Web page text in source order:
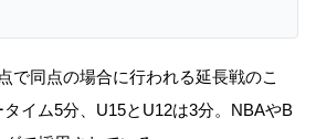
で同点の場合に行われる延長戦のこ
イム5分、U15とU12は3分。NBAやB